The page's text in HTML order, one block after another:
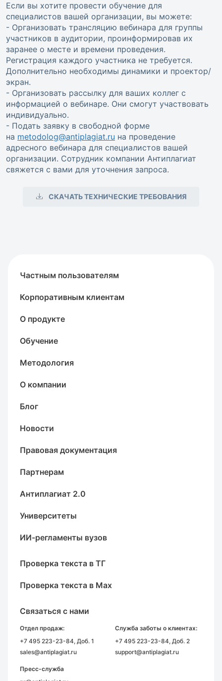
Если вы хотите провести обучение для
специалистов вашей организации, вы можете:
- Организовать трансляцию вебинара для группы
участников в аудитории, проинформировав их
заранее о месте и времени проведения.
Регистрация каждого участника не требуется.
Дополнительно необходимы динамики и проектор/
экран.
- Организовать рассылку для ваших коллег с
информацией о вебинаре. Они смогут участвовать
индивидуально.
- Подать заявку в свободной форме
на metodolog@antiplagiat.ru на проведение
адресного вебинара для специалистов вашей
организации. Сотрудник компании Антиплагиат
свяжется с вами для уточнения запроса.
СКАЧАТЬ ТЕХНИЧЕСКИЕ ТРЕБОВАНИЯ
Частным пользователям
Корпоративным клиентам
О продукте
Обучение
Методология
О компании
Блог
Новости
Правовая документация
Партнерам
Антиплагиат 2.0
Университеты
ИИ-регламенты вузов
Проверка текста в ТГ
Проверка текста в Max
Связаться с нами
Отдел продаж:
+7 495 223-23-84, Доб. 1
sales@antiplagiat.ru
Служба заботы о клиентах:
+7 495 223-23-84, Доб. 2
support@antiplagiat.ru
Пресс-служба